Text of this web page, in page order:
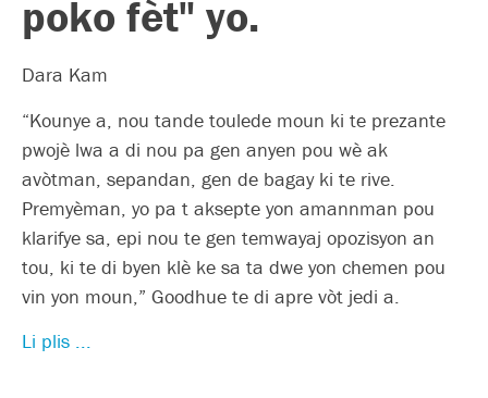
poko fèt" yo.
Dara Kam
“Kounye a, nou tande toulede moun ki te prezante
pwojè lwa a di nou pa gen anyen pou wè ak
avòtman, sepandan, gen de bagay ki te rive.
Premyèman, yo pa t aksepte yon amannman pou
klarifye sa, epi nou te gen temwayaj opozisyon an
tou, ki te di byen klè ke sa ta dwe yon chemen pou
vin yon moun,” Goodhue te di apre vòt jedi a.
Li plis ...